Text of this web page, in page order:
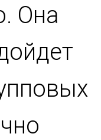
Она